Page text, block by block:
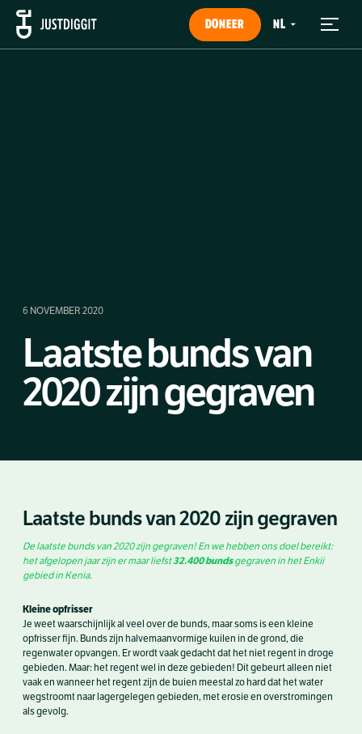
DONEER
6 NOVEMBER 2020
Laatste bunds van
2020 zijn gegraven
Laatste bunds van 2020 zijn gegraven
De laatste bunds van 2020 zijn gegraven! En we hebben ons doel bereikt:
het afgelopen jaar zijn er maar liefst32.400 bundsgegraven in het Enkii
gebied in Kenia.
Kleine opfrisser
Je weet waarschijnlijk al veel over de bunds, maar soms is een kleine
opfrisser fijn. Bunds zijn halvemaanvormige kuilen in de grond, die
regenwater opvangen. Er wordt vaak gedacht dat het niet regent in droge
gebieden. Maar: het regent wel in deze gebieden! Dit gebeurt alleen niet
vaak en wanneer het regent zijn de buien meestal zo hard dat het water
wegstroomt naar lagergelegen gebieden, met erosie en overstromingen
als gevolg.